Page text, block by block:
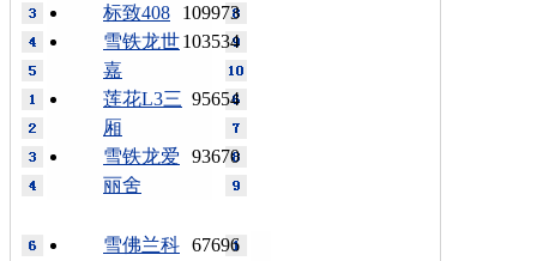
109973
标致408
103534
雪铁龙世
嘉
95654
莲花L3三
厢
93670
雪铁龙爱
丽舍
67696
雪佛兰科